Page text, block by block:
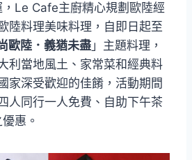
Le Cafe主廚精心規劃歐陸經
陸料理美味料理，自即日起至
歐陸．義猶未盡 」主題料理，
利當地風土、家常菜和經典料
家深受歡迎的佳餚，活動期間
人同行一人免費、自助下午茶
惠。